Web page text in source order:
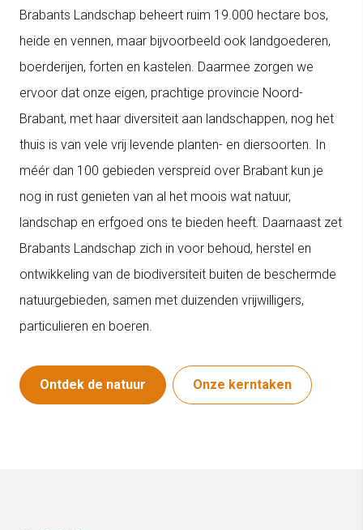
Brabants Landschap beheert ruim 19.000 hectare bos,
heide en vennen, maar bijvoorbeeld ook landgoederen,
boerderijen, forten en kastelen. Daarmee zorgen we
ervoor dat onze eigen, prachtige provincie Noord-
Brabant, met haar diversiteit aan landschappen, nog het
thuis is van vele vrij levende planten- en diersoorten. In
méér dan 100 gebieden verspreid over Brabant kun je
nog in rust genieten van al het moois wat natuur,
landschap en erfgoed ons te bieden heeft. Daarnaast zet
Brabants Landschap zich in voor behoud, herstel en
ontwikkeling van de biodiversiteit buiten de beschermde
natuurgebieden, samen met duizenden vrijwilligers,
particulieren en boeren.
Ontdek de natuur Onze kerntaken